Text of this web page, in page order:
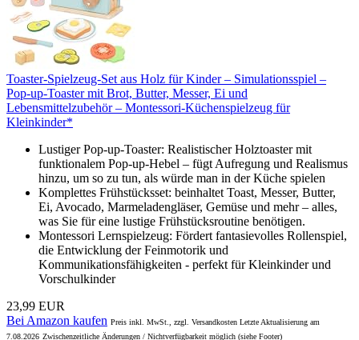
Toaster-Spielzeug-Set aus Holz für Kinder – Simulationsspiel –
Pop-up-Toaster mit Brot, Butter, Messer, Ei und
Lebensmittelzubehör – Montessori-Küchenspielzeug für
Kleinkinder*
Lustiger Pop-up-Toaster: Realistischer Holztoaster mit
funktionalem Pop-up-Hebel – fügt Aufregung und Realismus
hinzu, um so zu tun, als würde man in der Küche spielen
Komplettes Frühstücksset: beinhaltet Toast, Messer, Butter,
Ei, Avocado, Marmeladengläser, Gemüse und mehr – alles,
was Sie für eine lustige Frühstücksroutine benötigen.
Montessori Lernspielzeug: Fördert fantasievolles Rollenspiel,
die Entwicklung der Feinmotorik und
Kommunikationsfähigkeiten - perfekt für Kleinkinder und
Vorschulkinder
23,99 EUR
Bei Amazon kaufen Preis inkl. MwSt., zzgl. Versandkosten Letzte Aktualisierung am
7.08.2026 Zwischenzeitliche Änderungen / Nichtverfügbarkeit möglich (siehe Footer)